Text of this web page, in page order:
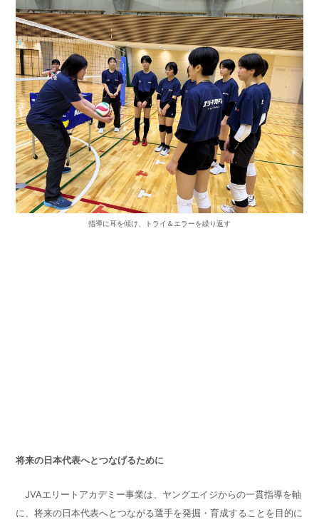
指導に耳を傾け、トライ＆エラーを繰り返す
将来の日本代表へとつなげるために
JVAエリートアカデミー事業は、ヤングエイジからの一貫指導を軸
に、将来の日本代表へとつながる選手を発掘・育成することを目的に